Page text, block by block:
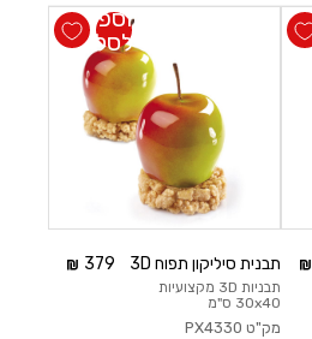
תבנית סיליקון תפוח 3D
תבניות 3D מקצועיות
30x40 ס"מ
מק"ט PX4330
379
הוספה
לסל